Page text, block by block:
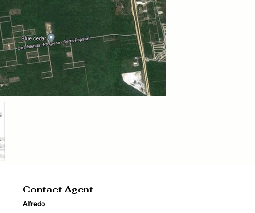
Contact Agent
Alfredo